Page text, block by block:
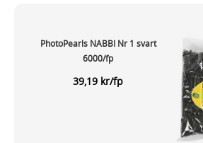
PhotoPearls NABBI Nr 1 svart
6000/fp
39,19 kr/fp